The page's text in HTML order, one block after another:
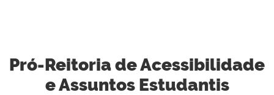
Pró-Reitoria de Acessibilidade
e Assuntos Estudantis